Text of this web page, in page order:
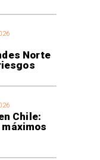
Norte
Chile: